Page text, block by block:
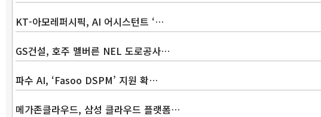
KT-아모레퍼시픽, AI 어시스턴트 ‘…
GS건설, 호주 멜버른 NEL 도로공사…
파수 AI, ‘Fasoo DSPM’ 지원 확…
메가존클라우드, 삼성 클라우드 플랫폼…